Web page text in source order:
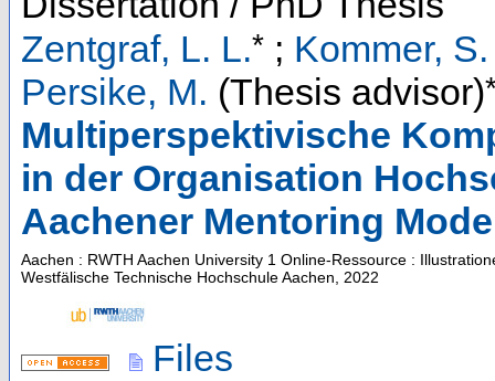
Zentgraf, L. L.* ; Kommer, S.
Persike, M. (Thesis advisor)
Multiperspektivische
in der Organisation
Aachener Mentoring
Aachen : RWTH Aachen University 1 Online-Ressource :
Westfälische Technische Hochschule Aachen, 2022
Files